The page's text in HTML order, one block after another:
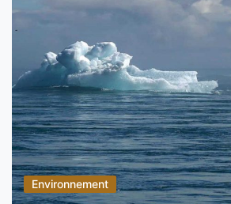
correspondant à une notion large
origines imprécises se
Environnement